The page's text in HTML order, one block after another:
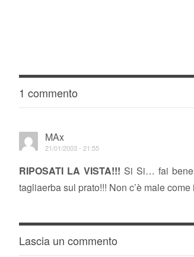
1 commento
MAx
21/01/2003 - 21:55
RIPOSATI LA VISTA!!! Si Si… fai bene
tagliaerba sul prato!!! Non c’è male
Lascia un commento